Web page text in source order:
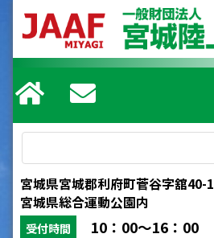
宮城県宮城郡利府町菅谷字舘40-1
宮城県総合運動公園内
受付時間 10：00～16：00